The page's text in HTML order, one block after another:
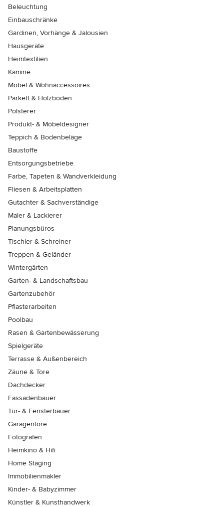
Beleuchtung
Einbauschränke
Gardinen, Vorhänge & Jalousien
Hausgeräte
Heimtextilien
Kamine
Möbel & Wohnaccessoires
Parkett & Holzböden
Polsterer
Produkt- & Möbeldesigner
Teppich & Bodenbeläge
Baustoffe
Entsorgungsbetriebe
Farbe, Tapeten & Wandverkleidung
Fliesen & Arbeitsplatten
Gutachter & Sachverständige
Maler & Lackierer
Planungsbüros
Tischler & Schreiner
Treppen & Geländer
Wintergärten
Garten- & Landschaftsbau
Gartenzubehör
Pflasterarbeiten
Poolbau
Rasen & Gartenbewässerung
Spielgeräte
Terrasse & Außenbereich
Zäune & Tore
Dachdecker
Fassadenbauer
Tür- & Fensterbauer
Garagentore
Fotografen
Heimkino & Hifi
Home Staging
Immobilienmakler
Kinder- & Babyzimmer
Künstler & Kunsthandwerk